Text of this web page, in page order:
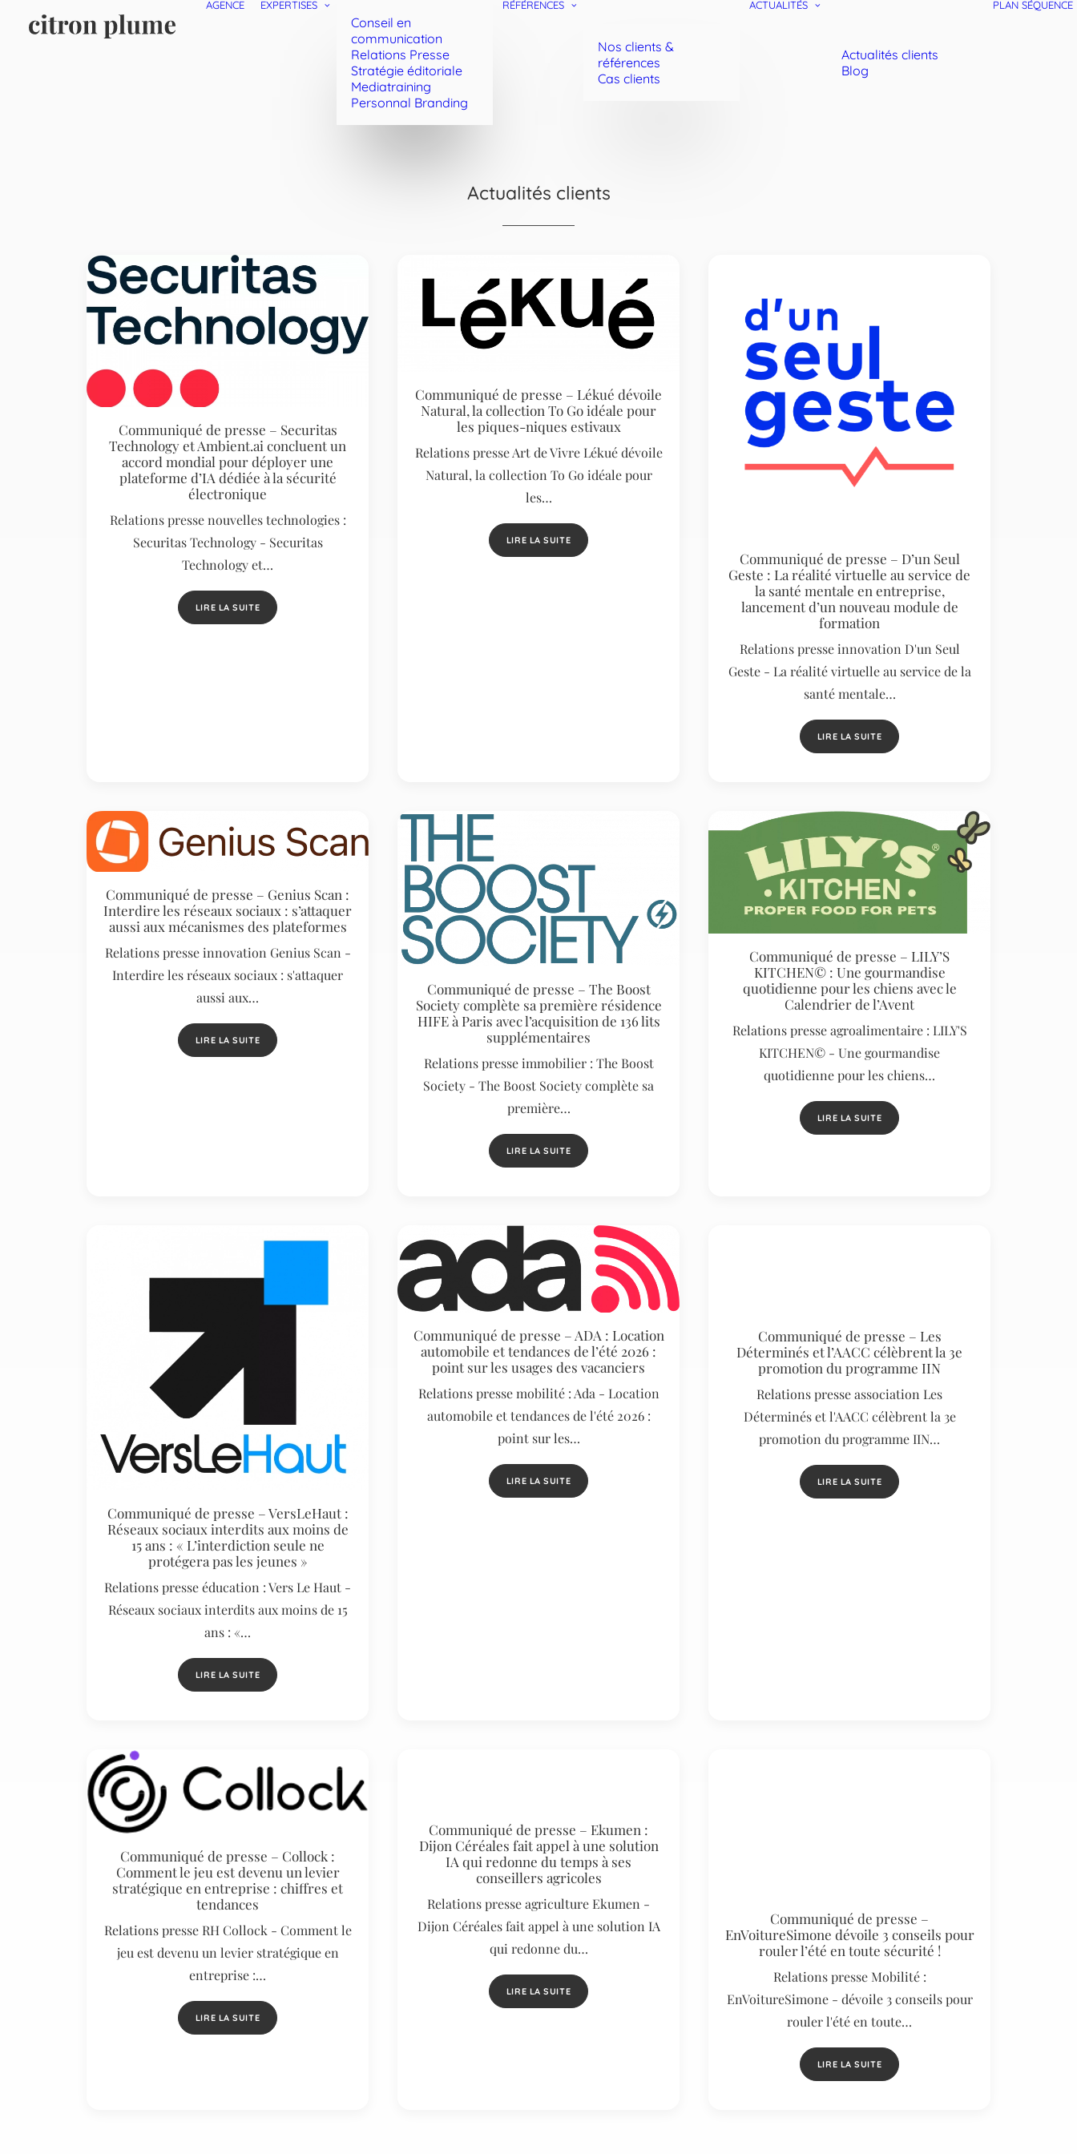
AGENCE EXPERTISES
Conseil en
communication
Relations Presse
Stratégie éditoriale
Mediatraining
Personnal Branding
RÉFÉRENCES
Nos clients &
références
Cas clients
ACTUALITÉS
Actualités clients
Blog
PLAN SÉQUENCE
Actualités clients
Communiqué de presse – Securitas
Technology et Ambient.ai concluent un
accord mondial pour déployer une
plateforme d’IA dédiée à la sécurité
électronique
Relations presse nouvelles technologies :
Securitas Technology - Securitas
Technology et…
LIRE LA SUITE
Communiqué de presse – Lékué dévoile
Natural, la collection To Go idéale pour
les piques-niques estivaux
Relations presse Art de Vivre Lékué dévoile
Natural, la collection To Go idéale pour
les…
LIRE LA SUITE
Communiqué de presse – D’un Seul
Geste : La réalité virtuelle au service de
la santé mentale en entreprise,
lancement d’un nouveau module de
formation
Relations presse innovation D'un Seul
Geste - La réalité virtuelle au service de la
santé mentale…
LIRE LA SUITE
Communiqué de presse – Genius Scan :
Interdire les réseaux sociaux : s’attaquer
aussi aux mécanismes des plateformes
Relations presse innovation Genius Scan -
Interdire les réseaux sociaux : s'attaquer
aussi aux…
LIRE LA SUITE
Communiqué de presse – The Boost
Society complète sa première résidence
HIFE à Paris avec l’acquisition de 136 lits
supplémentaires
Relations presse immobilier : The Boost
Society - The Boost Society complète sa
première…
LIRE LA SUITE
Communiqué de presse – LILY’S
KITCHEN© : Une gourmandise
quotidienne pour les chiens avec le
Calendrier de l’Avent
Relations presse agroalimentaire : LILY'S
KITCHEN© - Une gourmandise
quotidienne pour les chiens…
LIRE LA SUITE
Communiqué de presse – VersLeHaut :
Réseaux sociaux interdits aux moins de
15 ans : « L’interdiction seule ne
protégera pas les jeunes »
Relations presse éducation : Vers Le Haut -
Réseaux sociaux interdits aux moins de 15
ans : «…
LIRE LA SUITE
Communiqué de presse – ADA : Location
automobile et tendances de l’été 2026 :
point sur les usages des vacanciers
Relations presse mobilité : Ada - Location
automobile et tendances de l'été 2026 :
point sur les…
LIRE LA SUITE
Communiqué de presse – Les
Déterminés et l’AACC célèbrent la 3e
promotion du programme IIN
Relations presse association Les
Déterminés et l'AACC célèbrent la 3e
promotion du programme IIN…
LIRE LA SUITE
Communiqué de presse – Collock :
Comment le jeu est devenu un levier
stratégique en entreprise : chiffres et
tendances
Relations presse RH Collock - Comment le
jeu est devenu un levier stratégique en
entreprise :…
LIRE LA SUITE
Communiqué de presse – Ekumen :
Dijon Céréales fait appel à une solution
IA qui redonne du temps à ses
conseillers agricoles
Relations presse agriculture Ekumen -
Dijon Céréales fait appel à une solution IA
qui redonne du…
LIRE LA SUITE
Communiqué de presse –
EnVoitureSimone dévoile 3 conseils pour
rouler l’été en toute sécurité !
Relations presse Mobilité :
EnVoitureSimone - dévoile 3 conseils pour
rouler l'été en toute…
LIRE LA SUITE